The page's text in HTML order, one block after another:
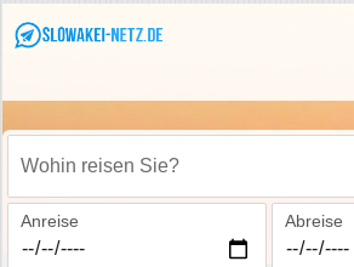
Wohin reisen Sie?
Anreise Abreise